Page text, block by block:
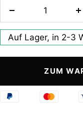
Auf Lager, in 2-3
ZUM